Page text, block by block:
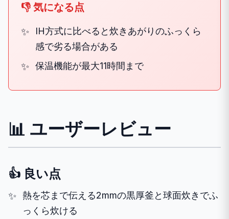
👎 気になる点
IH方式に比べると炊きあがりのふっくら
感で劣る場合がある
保温機能が最大11時間まで
📊 ユーザーレビュー
👍 良い点
熱を芯まで伝える2mmの黒厚釜と球面炊きでふ
っくら炊ける